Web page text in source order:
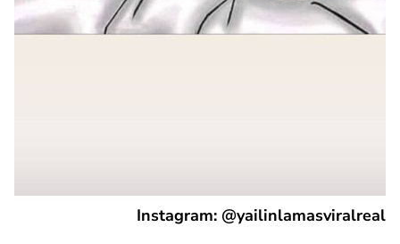
Instagram: @yailinlamasviralreal